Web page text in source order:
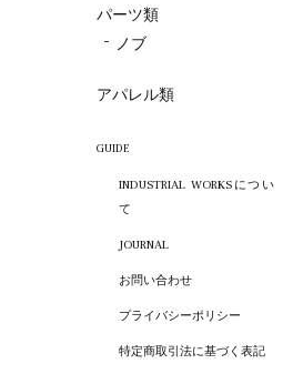
パーツ類
ノブ
アパレル類
GUIDE
INDUSTRIAL WORKSについ
て
JOURNAL
お問い合わせ
プライバシーポリシー
特定商取引法に基づく表記